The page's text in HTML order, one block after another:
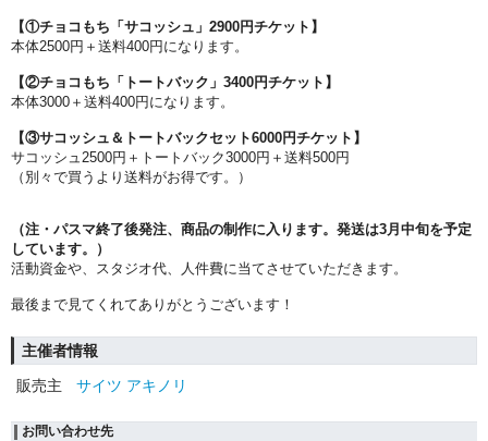
【①チョコもち「サコッシュ」2900円チケット】
本体2500円＋送料400円になります。
【②チョコもち「トートバック」3400円チケット】
本体3000＋送料400円になります。
【③サコッシュ＆ト ートバックセット6000円チケット】
サコッシュ2500円＋トートバック3000円＋送料500円
（別々で買うより送料がお得です。）
（注・パスマ終了後発注、商品の制作に入ります。発送は3月中旬を予定
しています。）
活動資金や、スタジオ代、人件費に当てさせていただきます。
最後まで見てくれてありがとうございます！
主催者情報
販売主
サイツ アキノリ
お問い合わせ先